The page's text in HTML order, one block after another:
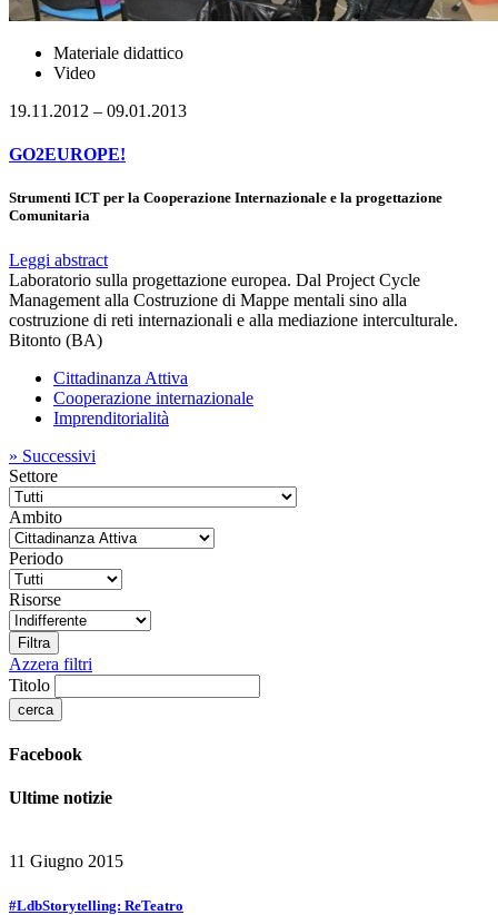
Materiale didattico
Video
19.11.2012 – 09.01.2013
GO2EUROPE!
Strumenti ICT per la Cooperazione Internazionale e la progettazione
Comunitaria
Leggi abstract
Laboratorio sulla progettazione europea. Dal Project Cycle
Management alla Costruzione di Mappe mentali sino alla
costruzione di reti internazionali e alla mediazione interculturale.
Bitonto (BA)
Cittadinanza Attiva
Cooperazione internazionale
Imprenditorialità
» Successivi
Settore
Ambito
Periodo
Risorse
Azzera filtri
Titolo
Facebook
Ultime notizie
11 Giugno 2015
#LdbStorytelling: ReTeatro